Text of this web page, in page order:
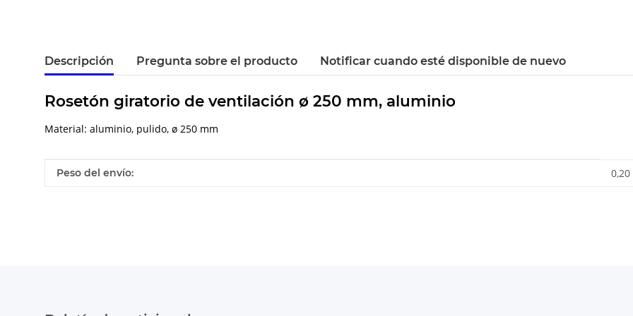
Descripción Pregunta sobre el producto Notificar cuando esté disponible de nuevo
Rosetón giratorio de ventilación ø 250 mm, aluminio
Material: aluminio, pulido, ø 250 mm
#productDetails.itemInformation#
#productDetails.itemValue#
Peso del envío: 0,20